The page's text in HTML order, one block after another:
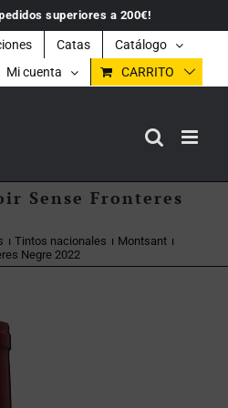
superiores a 200€!
Catas
Catálogo
Mi cuenta CARRITO
Sense Fronteres
Tintos nacionales
Montsant
Negre 2022